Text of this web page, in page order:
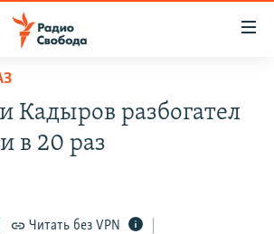
Кадыров разбогател
в 20 раз
Читать без VPN